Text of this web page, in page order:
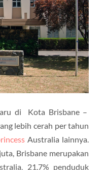
di Kota Brisbane –
lebih cerah per tahun
Australia lainnya.
Brisbane merupakan
21,7% penduduk